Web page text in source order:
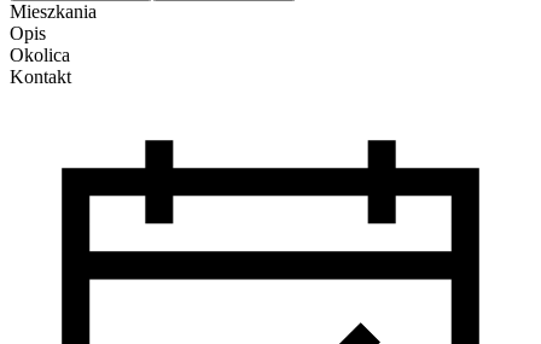
Mieszkania
Opis
Okolica
Kontakt